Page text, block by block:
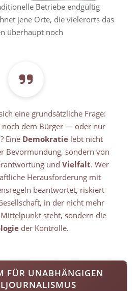
Betriebe endgültig
jene Orte, die vielerorts das
überhaupt noch
eine grundsätzliche Frage:
dem Bürger — oder nur
Eine Demokratie lebt nicht
Bevormundung, sondern von
und Vielfalt. Wer
Herausforderung mit
beantwortet, riskiert
in der nicht mehr
steht, sondern die
der Kontrolle.
FÜR UNABHÄNGIGEN